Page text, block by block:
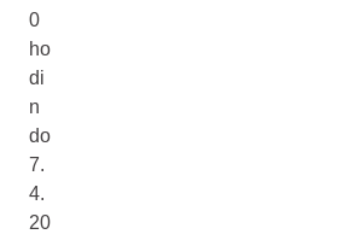
0
ho
di
n
do
7.
4.
20